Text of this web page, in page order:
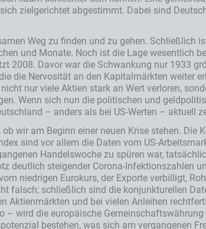
zielgerichtet abgestimmt. Dabei sind
Weg zu finden und zu gehen.
und Monate. Noch ist die Lage wesentlich
2008. Davor war die Schwankung nur 1933
die Nervosität an den Kapitalmärkten weiter
nur viele Aktien stark an Wert verloren,
Wenn sich nun die politischen und
– anders als bei US-Werten – aktuell
wir am Beginn einer neuen Krise stehen.
sind vor allem die Daten vom US-
Handelswoche zu spüren war,
deutlich steigender Corona-Infektionszahlen
niedrigen Eurokurs, der Exporte verbilligt,
falsch; schließlich sind die konjunkturellen
Aktienmärkten und bei vielen Anleihen
– wird die europäische
bestehen, was sich am vergangenen